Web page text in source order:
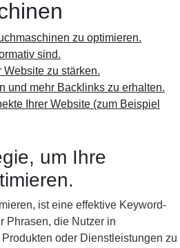
zu optimieren.
sind.
zu stärken.
und mehr Backlinks zu erhalten.
Ihrer Website (zum Beispiel
um Ihre
ist eine effektive Keyword-
Phrasen, die Nutzer in
oder Dienstleistungen zu